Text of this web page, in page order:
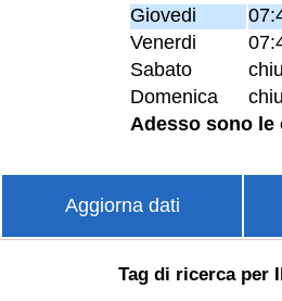
Giovedi
Venerdi
Sabato
Domenica
Adesso sono le
Aggiorna dati
Tag di ricerca per